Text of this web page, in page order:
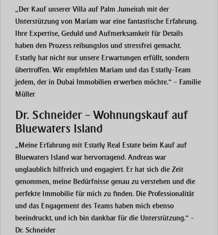
„Der Kauf unserer Villa auf Palm Jumeirah mit der
Unterstützung von Mariam war eine fantastische Erfahrung.
Ihre Expertise, Geduld und Aufmerksamkeit für Details
haben den Prozess reibungslos und stressfrei gemacht.
Estatly hat nicht nur unsere Erwartungen erfüllt, sondern
übertroffen. Wir empfehlen Mariam und das Estatly-Team
jedem, der in Dubai Immobilien erwerben möchte.“ – Familie
Müller
Dr. Schneider – Wohnungskauf auf
Bluewaters Island
„Meine Erfahrung mit Estatly Real Estate beim Kauf auf
Bluewaters Island war hervorragend. Andreas war
unglaublich hilfreich und engagiert. Er hat sich die Zeit
genommen, meine Bedürfnisse genau zu verstehen und die
perfekte Immobilie für mich zu finden. Die Professionalität
und das Engagement des Teams haben mich ebenso
beeindruckt, und ich bin dankbar für die Unterstützung.“ –
Dr. Schneider